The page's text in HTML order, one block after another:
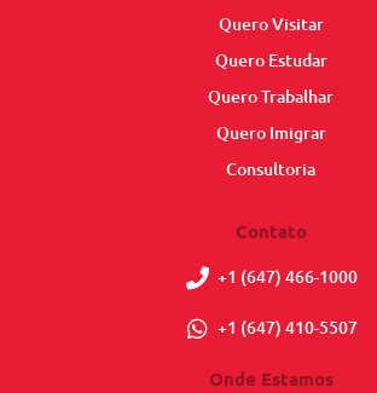
Quero Visitar
Quero Estudar
Quero Trabalhar
Quero Imigrar
Consultoria
Contato
+1 (647) 466-1000
+1 (647) 410-5507
Onde Estamos